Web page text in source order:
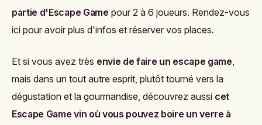
partie d'Escape Game pour 2 à 6 joueurs. Rendez-vous
ici pour avoir plus d'infos et réserver vos places.
Et si vous avez très envie de faire un escape game,
mais dans un tout autre esprit, plutôt tourné vers la
dégustation et la gourmandise, découvrez aussi cet
Escape Game vin où vous pouvez boire un verre à